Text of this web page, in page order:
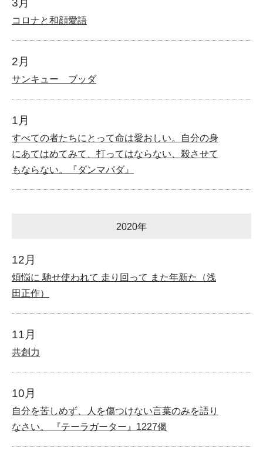
3月
コロナと和顔愛語
2月
サンキュー ブッダ
1月
すべての者たちにとって命は愛おしい。自分の身
にあてはめてみて、打ってはならない、殺させて
もならない。『ダンマパダ』
2020年
12月
煩悩に 馳せ使われて 走り回って また年新た（浅
田正作）
11月
共創力
10月
自分を苦しめず、人を傷つけない言葉のみを語り
なさい。 『テーラガーター』1227偈